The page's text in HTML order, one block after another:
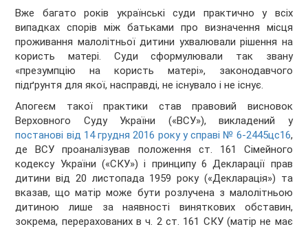
Вже багато років українські суди практично у всіх
випадках спорів між батьками про визначення місця
проживання малолітньої дитини ухвалювали рішення на
користь матері. Суди сформулювали так звану
«презумпцію на користь матері», законодавчого
підґрунтя для якої, насправді, не існувало і не існує.
Апогеєм такої практики став правовий висновок
Верховного Суду України («ВСУ»), викладений у
постанові від 14 грудня 2016 року у справі № 6-2445цс16,
де ВСУ проаналізував положення ст. 161 Сімейного
кодексу України («СКУ») і принципу 6 Декларації прав
дитини від 20 листопада 1959 року («Декларація») та
вказав, що матір може бути розлучена з малолітньою
дитиною лише за наявності виняткових обставин,
зокрема, перерахованих в ч. 2 ст. 161 СКУ (матір не має